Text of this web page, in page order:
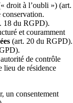
droit à l’oubli ») (art.
18 du RGPD).
et couramment
(art. 20 du RGPD).
de contrôle
lieu de résidence
un consentement